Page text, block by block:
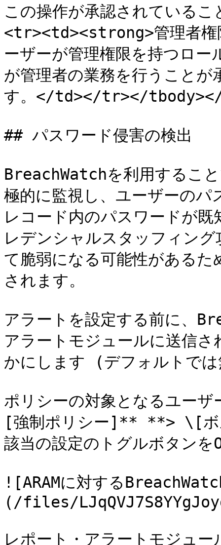
この操作が承認されている
<tr><td><strong>管理者
ーザーが管理権限を持つロ
が管理者の業務を行うこと
す。</td></tr></
## パスワード侵害の検出
BreachWatchを利用するこ
極的に監視し、ユーザーのパ
レコード内のパスワードが
レデンシャルスタッフィン
て脆弱になる可能性があるた
されます。
アラートを設定する前に、
アラートモジュールに送信
かにします (デフォルトで
ポリシーの対象となるユ
[強制ポリシー]** **> \[ボ
該当の設定のトグルボタンを
![ARAMに対する
(/files/
レポート・アラートモジュ